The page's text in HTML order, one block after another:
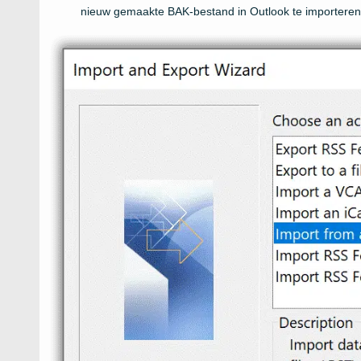
nieuw gemaakte BAK-bestand in Outlook te